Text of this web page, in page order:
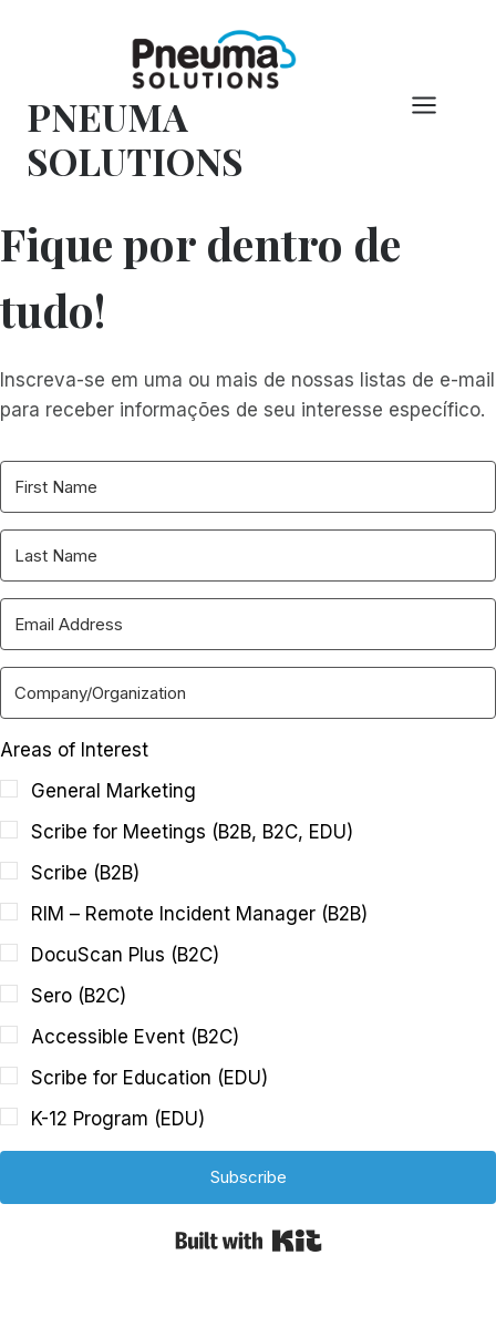
conteúdo
PNEUMA
SOLUTIONS
Fique por dentro de
tudo!
Inscreva-se em uma ou mais de nossas listas de e-mail
para receber informações de seu interesse específico.
Areas of Interest
General Marketing
Scribe for Meetings (B2B, B2C, EDU)
Scribe (B2B)
RIM – Remote Incident Manager (B2B)
DocuScan Plus (B2C)
Sero (B2C)
Accessible Event (B2C)
Scribe for Education (EDU)
K-12 Program (EDU)
Subscribe